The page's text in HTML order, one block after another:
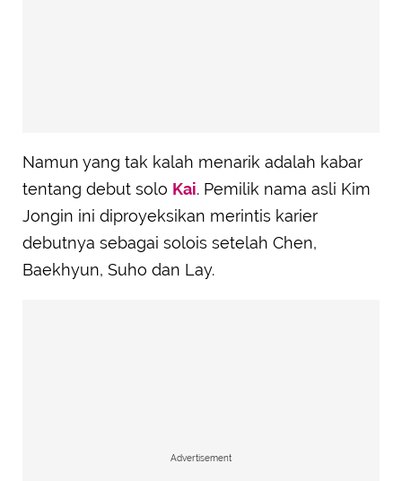
Namun yang tak kalah menarik adalah kabar
tentang debut solo Kai. Pemilik nama asli Kim
Jongin ini diproyeksikan merintis karier
debutnya sebagai solois setelah Chen,
Baekhyun, Suho dan Lay.
Advertisement